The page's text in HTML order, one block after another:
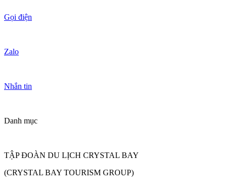
Gọi điện
Zalo
Nhắn tin
Danh mục
TẬP ĐOÀN DU LỊCH CRYSTAL BAY
(CRYSTAL BAY TOURISM GROUP)